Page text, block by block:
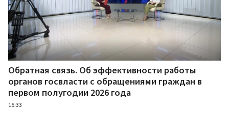
Обратная связь. Об эффективности работы
органов госвласти с обращениями граждан в
первом полугодии 2026 года
15:33